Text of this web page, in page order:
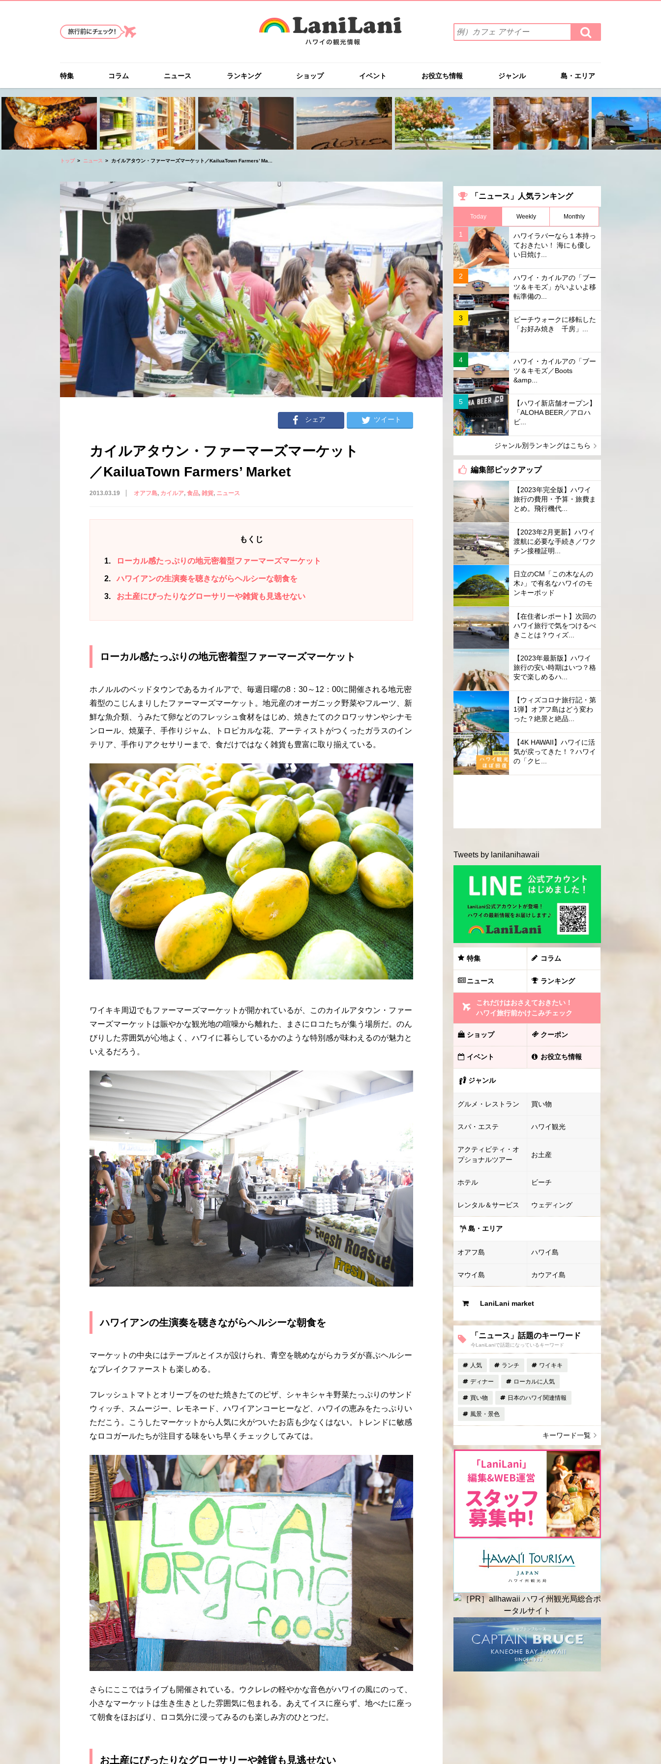
索
ワ
を
入
力
(例）
カ
フ
ェ
イ
ー
検
索
す
特集 コラム ニュース ランキング ショップ イベント お役立ち情報 ジャンル 島・エリア
トップ ニュース カイルアタウン・ファーマーズマーケット／KailuaTown Farmers’ Ma...
シェア ツイート
カイルアタウン・ファーマーズマーケット
／KailuaTown Farmers’ Market
2013.03.19 オアフ島 カイルア 食品 雑貨 ニュース
もくじ
1 ローカル感たっぷりの地元密着型ファーマーズマーケット
2 ハワイアンの生演奏を聴きながらヘルシーな朝食を
3 お土産にぴったりなグローサリーや雑貨も見逃せない
ローカル感たっぷりの地元密着型ファーマーズマーケット
ホノルルのベッドタウンであるカイルアで、毎週日曜の8：30～12：00に開催される地元密
着型のこじんまりしたファーマーズマーケット。地元産のオーガニック野菜やフルーツ、新
鮮な魚介類、うみたて卵などのフレッシュ食材をはじめ、焼きたてのクロワッサンやシナモ
ンロール、焼菓子、手作りジャム、トロピカルな花、アーティストがつくったガラスのイン
テリア、手作りアクセサリーまで、食だけではなく雑貨も豊富に取り揃えている。
ワイキキ周辺でもファーマーズマーケットが開かれているが、このカイルアタウン・ファー
マーズマーケットは賑やかな観光地の喧噪から離れた、まさにロコたちが集う場所だ。のん
びりした雰囲気が心地よく、ハワイに暮らしているかのような特別感が味わえるのが魅力と
いえるだろう。
ハワイアンの生演奏を聴きながらヘルシーな朝食を
マーケットの中央にはテーブルとイスが設けられ、青空を眺めながらカラダが喜ぶヘルシー
なブレイクファーストも楽しめる。
フレッシュトマトとオリーブをのせた焼きたてのピザ、シャキシャキ野菜たっぷりのサンド
ウィッチ、スムージー、レモネード、ハワイアンコーヒーなど、ハワイの恵みをたっぷりい
ただこう。こうしたマーケットから人気に火がついたお店も少なくはない。トレンドに敏感
なロコガールたちが注目する味をいち早くチェックしてみては。
さらにここではライブも開催されている。ウクレレの軽やかな音色がハワイの風にのって、
小さなマーケットは生き生きとした雰囲気に包まれる。あえてイスに座らず、地べたに座っ
て朝食をほおばり、ロコ気分に浸ってみるのも楽しみ方のひとつだ。
お土産にぴったりなグローサリーや雑貨も見逃せない
「ニュース」人気ランキング
Today Weekly Monthly
ハワイラバーなら１本持っ
ておきたい！ 海にも優し
い日焼け...
ハワイ・カイルアの「ブー
ツ＆キモズ」がいよいよ移
転準備の...
ビーチウォークに移転した
「お好み焼き 千房」...
ハワイ・カイルアの「ブー
ツ＆キモズ／Boots
&amp...
【ハワイ新店舗オープン】
「ALOHA BEER／アロハ
ビ...
ジャンル別ランキングはこちら
編集部ピックアップ
【2023年完全版】ハワイ
旅行の費用・予算・旅費ま
とめ。飛行機代...
【2023年2月更新】ハワイ
渡航に必要な手続き／ワク
チン接種証明...
日立のCM「この木なんの
木♪」で有名なハワイのモ
ンキーポッド
【在住者レポート】次回の
ハワイ旅行で気をつけるべ
きことは？ウィズ...
【2023年最新版】ハワイ
旅行の安い時期はいつ？格
安で楽しめるハ...
【ウィズコロナ旅行記・第
1弾】オアフ島はどう変わ
った？絶景と絶品...
【4K HAWAII】ハワイに活
気が戻ってきた！？ハワイ
の「クヒ...
Tweets by lanilanihawaii
特集 コラム
ニュース ランキング
これだけはおさえておきたい！
ハワイ旅行前かけこみチェック
ショップ クーポン
イベント お役立ち情報
ジャンル
グルメ・レストラン 買い物
スパ・エステ ハワイ観光
アクティビティ・オ
プショナルツアー
お土産
ホテル ビーチ
レンタル＆サービス ウェディング
島・エリア
オアフ島 ハワイ島
マウイ島 カウアイ島
LaniLani market
「ニュース」話題のキーワード
今LaniLaniで話題になっているキーワード
人気 ランチ ワイキキ
ディナー ローカルに人気
買い物 日本のハワイ関連情報
風景・景色
キーワード一覧